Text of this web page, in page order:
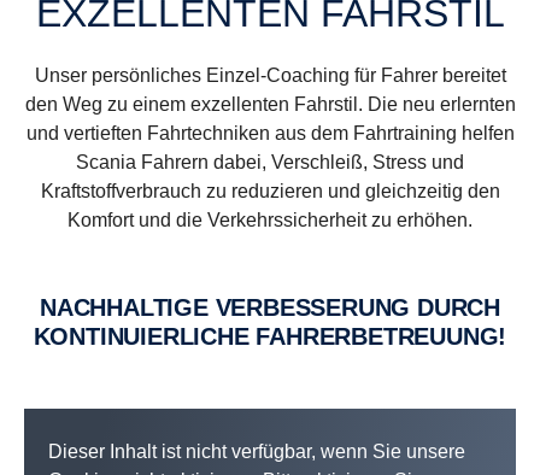
EXZELLENTEN FAHRSTIL
Unser persönliches Einzel-Coaching für Fahrer bereitet
den Weg zu einem exzellenten Fahrstil. Die neu erlernten
und vertieften Fahrtechniken aus dem Fahrtraining helfen
Scania Fahrern dabei, Verschleiß, Stress und
Kraftstoffverbrauch zu reduzieren und gleichzeitig den
Komfort und die Verkehrssicherheit zu erhöhen.
NACH­HAL­TI­GE VER­BES­SE­RUNG DURCH
KON­TI­NU­IER­LI­CHE FAH­RER­BE­TREU­UNG!
Dieser Inhalt ist nicht verfügbar, wenn Sie unsere